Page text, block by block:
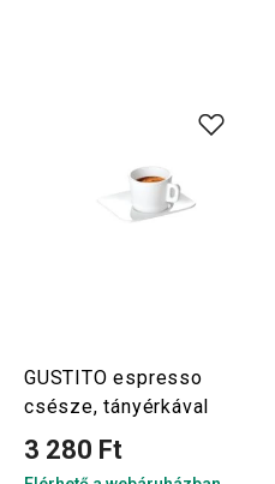
GUSTITO espresso
csésze, tányérkával
3 280 Ft